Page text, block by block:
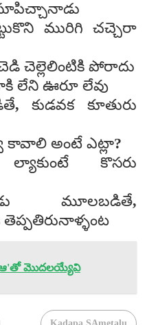
మురిగి చచ్చెరా
చెల్లెలింటికి పోరాదు
లేని ఊరూ లేవు
కుడవక కూతురు
అంటే ఎట్లా?
కొసరు
మూలబడితే,
మొదలయ్యేవి